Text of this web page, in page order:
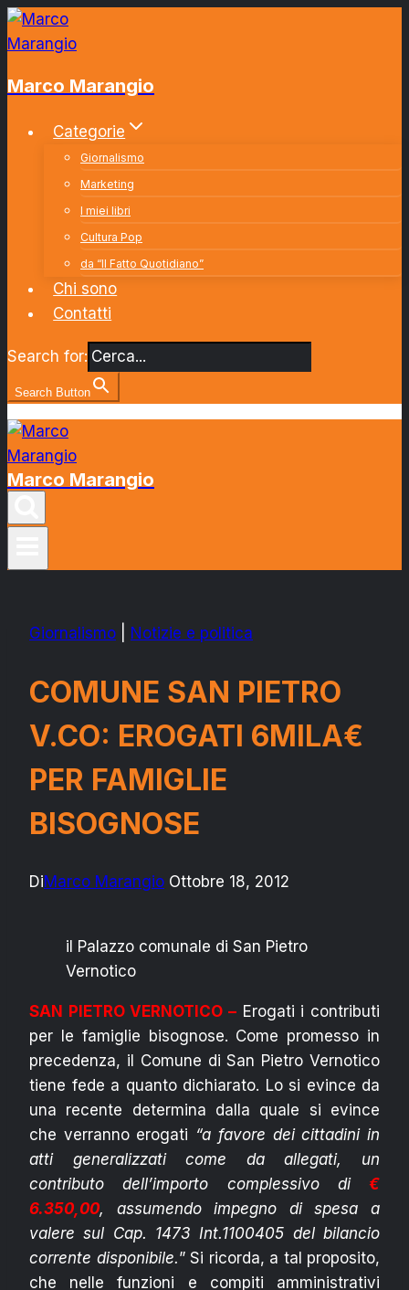
Salta
al
Marco Marangio
Categorie
Giornalismo
Marketing
I miei libri
Cultura Pop
da “Il Fatto Quotidiano”
Chi sono
Contatti
Search for:
Search Button
Marco Marangio
Giornalismo Notizie e politica
COMUNE SAN PIETRO
V.CO: EROGATI 6MILA€
PER FAMIGLIE
BISOGNOSE
DiMarco Marangio Ottobre 18, 2012
il Palazzo comunale di San Pietro
Vernotico
SAN PIETRO VERNOTICO – Erogati i contributi
per le famiglie bisognose. Come promesso in
precedenza, il Comune di San Pietro Vernotico
tiene fede a quanto dichiarato. Lo si evince da
una recente determina dalla quale si evince
che verranno erogati “a favore dei cittadini in
atti generalizzati come da allegati, un
contributo dell’importo complessivo di €
6.350,00, assumendo impegno di spesa a
valere sul Cap. 1473 Int.1100405 del bilancio
corrente disponibile.” Si ricorda, a tal proposito,
che nelle funzioni e compiti amministrativi